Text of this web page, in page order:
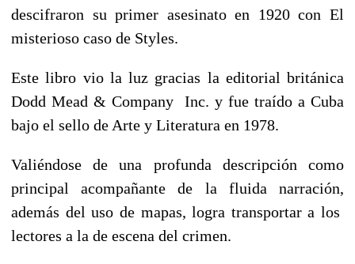
descifraron su primer asesinato en 1920 con El
misterioso caso de Styles.
Este libro vio la luz gracias la editorial británica
Dodd Mead & Company Inc. y fue traído a Cuba
bajo el sello de Arte y Literatura en 1978.
Valiéndose de una profunda descripción como
principal acompañante de la fluida narración,
además del uso de mapas, logra transportar a los
lectores a la de escena del crimen.